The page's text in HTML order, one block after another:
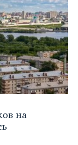
на